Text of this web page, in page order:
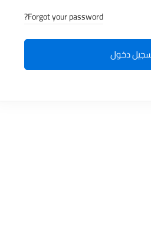
Forgot your password?
دخول